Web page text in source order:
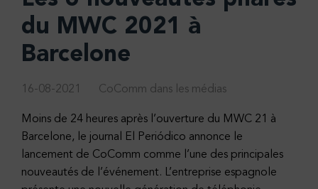
du MWC 2021 à
Barcelone
16-08-2021 CoComm dans les médias
Moins de 24 heures après l’ouverture du MWC 21 à
Barcelone, le journal El Periódico annonce le
lancement de CoComm comme l’une des principales
nouveautés de l’événement. L’entreprise espagnole